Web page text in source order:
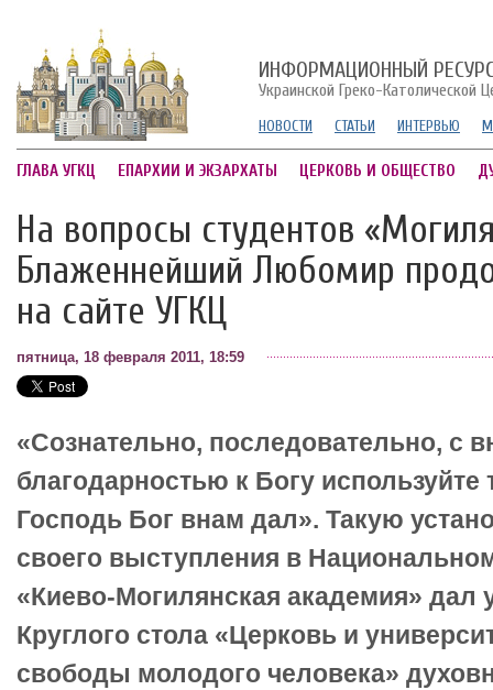
ИНФОРМАЦИОННЫЙ
Украинской Греко-Католической
НОВОСТИ СТАТЬИ ИНТЕРВЬЮ
ГЛАВА УГКЦ ЕПАРХИИ И ЭКЗАРХАТЫ ЦЕРКОВЬ И ОБЩЕСТВО
На вопросы студентов
Блаженнейший Любомир
на сайте УГКЦ
пятница, 18 февраля 2011, 18:59
«Сознательно, последовательно, с
благодарностью к Богу
Господь Бог внам дал». Такую
своего выступления в
«Киево-Могилянская академия» дал
Круглого стола «Церковь и
свободы молодого человека»